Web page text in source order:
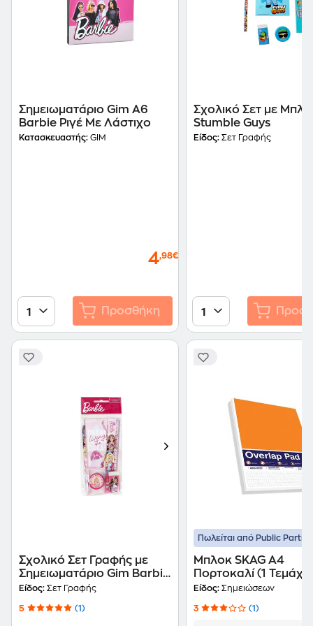
Σημειωματάριο Gim Α6
Barbie Ριγέ Με Λάστιχο
Κατασκευαστής: GIM
4,98€
1 Προσθήκη
Σχολικό Σετ με
Stumble Guys
Είδος: Σετ Γραφής
1
Σχολικό Σετ Γραφής με
Σημειωματάριο Gim Barbie
Paints
Είδος: Σετ Γραφής
5 (1)
Πωλείται από Public
Μπλοκ SKAG Α4
Πορτοκαλί (1
Είδος: Σημειώσεων
3 (1)